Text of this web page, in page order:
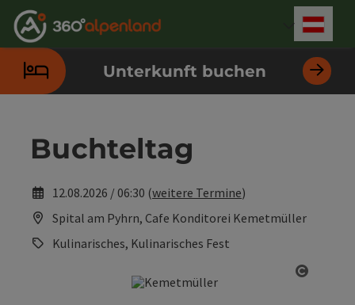
Zum Inhalt
Zur Navigation
Zum Seitenanfang
Zur Kontaktseite
Zur Suche
Zum Impressum
Zu den Hinweisen zur Bedienung der Website
Zur Startseite
Unterkunft buchen
Buchteltag
12.08.2026 / 06:30 (weitere Termine)
Spital am Pyhrn, Cafe Konditorei Kemetmüller
Kulinarisches, Kulinarisches Fest